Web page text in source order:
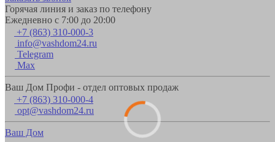
Горячая линия и заказ по телефону
Ежедневно с 7:00 до 20:00
+7 (863) 310-000-3
info@vashdom24.ru
Telegram
Max
Ваш Дом Профи - отдел оптовых продаж
+7 (863) 310-000-4
opt@vashdom24.ru
Ваш Дом